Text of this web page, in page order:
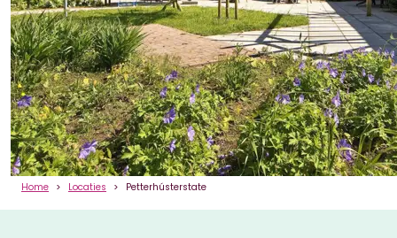
Home Locaties Petterhústerstate